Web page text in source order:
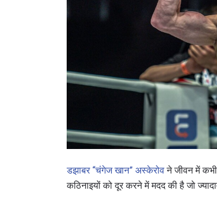
डझाबर “चंगेज खान” अस्केरोवने जीवन में
कठिनाइयों को दूर करने में मदद की है जो